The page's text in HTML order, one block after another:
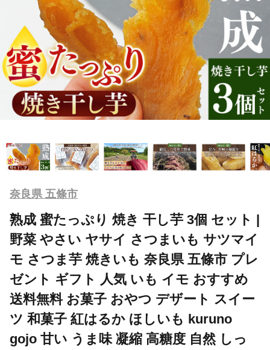
奈良県 五條市
熟成 蜜たっぷり 焼き 干し芋 3個 セット |
野菜 やさい ヤサイ さつまいも サツマイ
モ さつま芋 焼きいも 奈良県 五條市 プレ
ゼント ギフト 人気 いも イモ おすすめ
送料無料 お菓子 おやつ デザート スイー
ツ 和菓子 紅はるか ほしいも kuruno
gojo 甘い うま味 凝縮 高糖度 自然 しっ